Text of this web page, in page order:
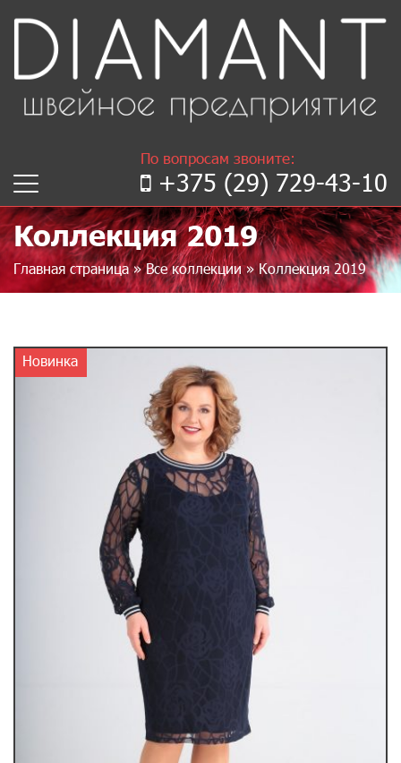
По вопросам звоните:
+375 (29) 729-43-10
Коллекция 2019
Главная страница»Все коллекции»Коллекция 2019
Новинка